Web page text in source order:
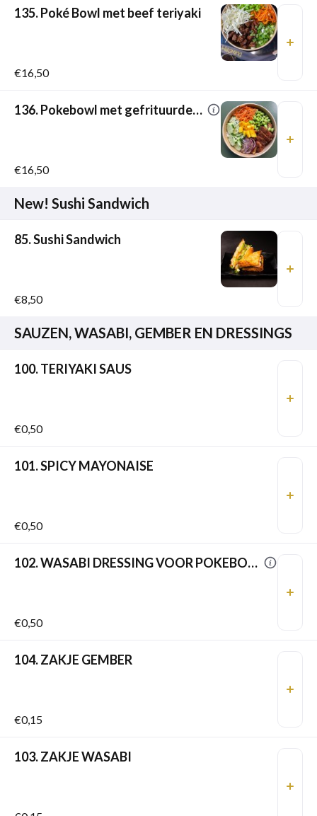
135. Poké Bowl met beef teriyaki
€16,50
136. Pokebowl met gefrituurde kip
€16,50
New! Sushi Sandwich
85. Sushi Sandwich
€8,50
SAUZEN, WASABI, GEMBER EN DRESSINGS
100. TERIYAKI SAUS
€0,50
101. SPICY MAYONAISE
€0,50
102. WASABI DRESSING VOOR POKEBOWL
€0,50
104. ZAKJE GEMBER
€0,15
103. ZAKJE WASABI